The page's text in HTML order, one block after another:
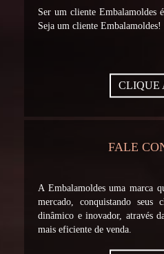
Ser um cliente Embalamoldes
Seja um cliente Embalamoldes!
CLIQUE
FALE
A Embalamoldes uma marca
mercado, conquistando seus
dinâmico e inovador, através
mais eficiente de venda.